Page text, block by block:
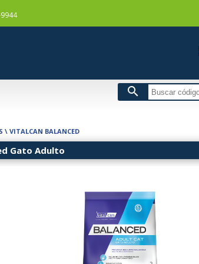
search
\ VITALCAN BALANCED
Gato Adulto